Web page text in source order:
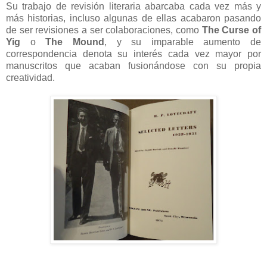
Su trabajo de revisión literaria abarcaba cada vez más y
más historias, incluso algunas de ellas acabaron pasando
de ser revisiones a ser colaboraciones, como The Curse of
Yig oThe Mound , y su imparable aumento de
correspondencia denota su interés cada vez mayor por
manuscritos que acaban fusionándose con su propia
creatividad.